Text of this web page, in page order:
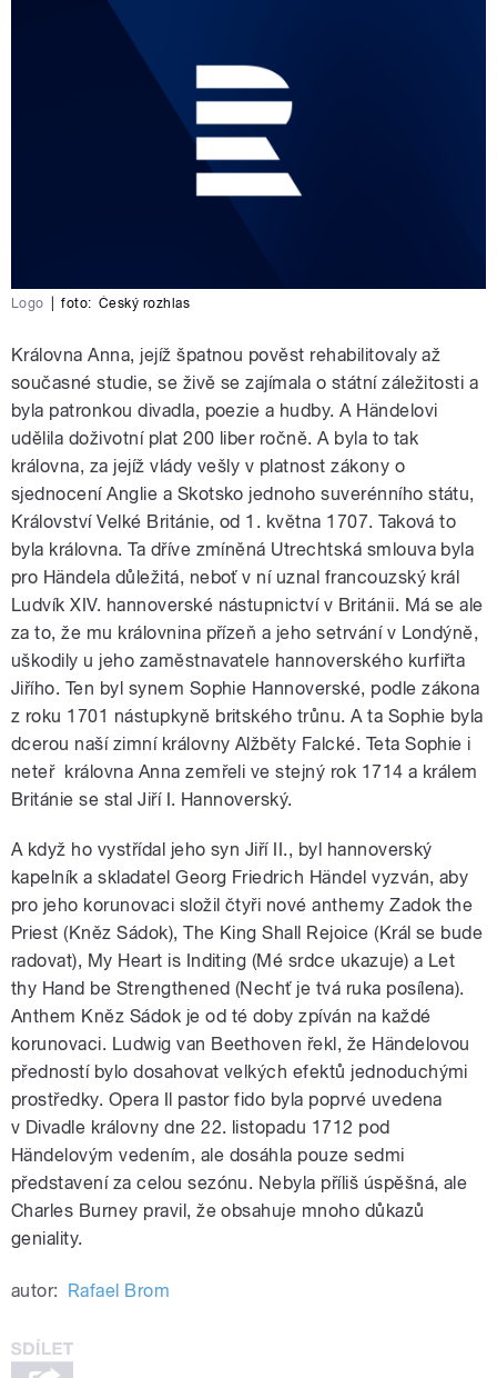
Logo foto: Český rozhlas
Královna Anna, jejíž špatnou pověst rehabilitovaly až
současné studie, se živě se zajímala o státní záležitosti a
byla patronkou divadla, poezie a hudby. A Händelovi
udělila doživotní plat 200 liber ročně. A byla to tak
královna, za jejíž vlády vešly v platnost zákony o
sjednocení Anglie a Skotsko jednoho suverénního státu,
Království Velké Británie, od 1. května 1707. Taková to
byla královna. Ta dříve zmíněná Utrechtská smlouva byla
pro Händela důležitá, neboť v ní uznal francouzský král
Ludvík XIV. hannoverské nástupnictví v Británii. Má se ale
za to, že mu královnina přízeň a jeho setrvání v Londýně,
uškodily u jeho zaměstnavatele hannoverského kurfiřta
Jiřího. Ten byl synem Sophie Hannoverské, podle zákona
z roku 1701 nástupkyně britského trůnu. A ta Sophie byla
dcerou naší zimní královny Alžběty Falcké. Teta Sophie i
neteř královna Anna zemřeli ve stejný rok 1714 a králem
Británie se stal Jiří I. Hannoverský.
A když ho vystřídal jeho syn Jiří II., byl hannoverský
kapelník a skladatel Georg Friedrich Händel vyzván, aby
pro jeho korunovaci složil čtyři nové anthemy Zadok the
Priest (Kněz Sádok), The King Shall Rejoice (Král se bude
radovat), My Heart is Inditing (Mé srdce ukazuje) a Let
thy Hand be Strengthened (Nechť je tvá ruka posílena).
Anthem Kněz Sádok je od té doby zpíván na každé
korunovaci. Ludwig van Beethoven řekl, že Händelovou
předností bylo dosahovat velkých efektů jednoduchými
prostředky. Opera Il pastor fido byla poprvé uvedena
v Divadle královny dne 22. listopadu 1712 pod
Händelovým vedením, ale dosáhla pouze sedmi
představení za celou sezónu. Nebyla příliš úspěšná, ale
Charles Burney pravil, že obsahuje mnoho důkazů
geniality.
autor: Rafael Brom